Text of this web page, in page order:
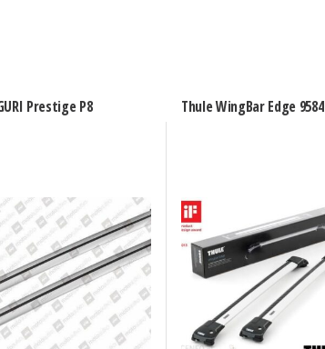
Prestige P8 Thule WingBar Edge 9584